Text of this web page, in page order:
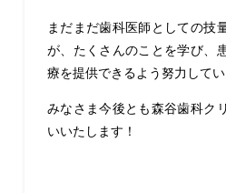
まだまだ歯科医師としての技
が、たくさんのことを学び、
療を提供できるよう努力してい
みなさま今後とも森谷歯科ク
いいたします！